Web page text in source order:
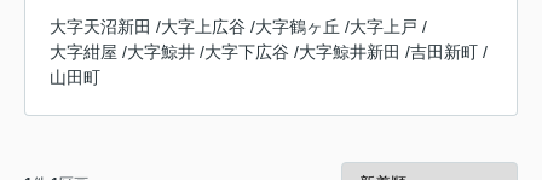
大字天沼新田 /大字上広谷 /大字鶴ヶ丘 /大字上戸 /
大字紺屋 /大字鯨井 /大字下広谷 /大字鯨井新田 /吉田新町 /
山田町